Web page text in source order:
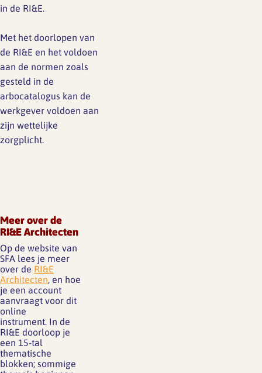
in de RI&E.
Met het doorlopen van
de RI&E en het voldoen
aan de normen zoals
gesteld in de
arbocatalogus kan de
werkgever voldoen aan
zijn wettelijke
zorgplicht.
Meer over de
RI&E Architecten
Op de website van
SFA lees je meer
over de RI&E
Architecten, en hoe
je een account
aanvraagt voor dit
online
instrument. In de
RI&E doorloop je
een 15-tal
thematische
blokken; sommige